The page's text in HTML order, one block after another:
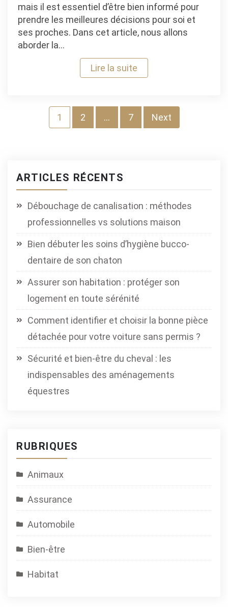
mais il est essentiel d’être bien informé pour
prendre les meilleures décisions pour soi et
ses proches. Dans cet article, nous allons
aborder la…
Lire la suite
Pagination
1 2 … 7 Next
ARTICLES RÉCENTS
Débouchage de canalisation : méthodes
professionnelles vs solutions maison
Bien débuter les soins d’hygiène bucco-
dentaire de son chaton
Assurer son habitation : protéger son
logement en toute sérénité
Comment identifier et choisir la bonne pièce
détachée pour votre voiture sans permis ?
Sécurité et bien-être du cheval : les
indispensables des aménagements
équestres
RUBRIQUES
Animaux
Assurance
Automobile
Bien-être
Habitat